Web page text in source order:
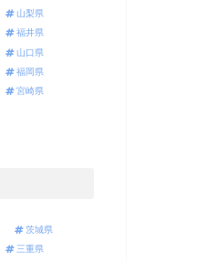
山梨県
福井県
山口県
福岡県
宮崎県
茨城県
三重県